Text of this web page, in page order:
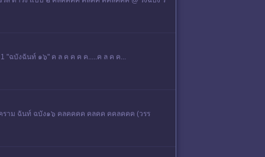
"ฉบังฉันท์ ๑๖" ค ล ค ค ค ค.....ค ล ค ค...
คราม ฉันท์ ฉบัง๑๖ คลคคคค คลคค คคลคคค (วรร